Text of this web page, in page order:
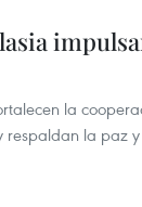
la
respaldan la paz